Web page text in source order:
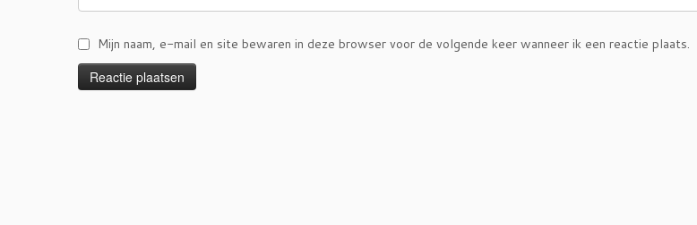
Mijn naam, e-mail en site bewaren in deze browser voor de volgende keer wanneer ik een reactie plaats.